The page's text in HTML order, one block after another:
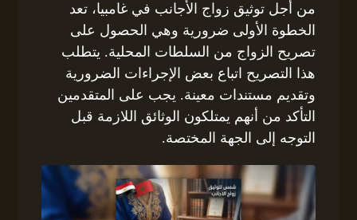
من أجل توثيق زواج الأجانب في غامبيا، تعد
الخطوة الأولى ضرورية وهي الحصول على
تصريح الزواج من السلطات المحلية. يتطلب
هذا التصريح اتباع بعض الإجراءات الضرورية
وتقديم مستندات معينة. يجب على المتقدمين
التأكد من أنهم يمتلكون الوثائق اللازمة قبل
التوجه إلى الجهة المختصة.